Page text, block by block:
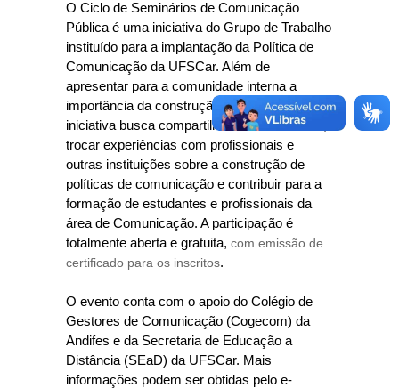
O Ciclo de Seminários de Comunicação
Pública é uma iniciativa do Grupo de Trabalho
instituído para a implantação da Política de
Comunicação da UFSCar. Além de
apresentar para a comunidade interna a
importância da construção dessa política, a
iniciativa busca compartilhar conhecimentos,
trocar experiências com profissionais e
outras instituições sobre a construção de
políticas de comunicação e contribuir para a
formação de estudantes e profissionais da
área de Comunicação. A participação é
totalmente aberta e gratuita, com emissão de
certificado para os inscritos.
O evento conta com o apoio do Colégio de
Gestores de Comunicação (Cogecom) da
Andifes e da Secretaria de Educação a
Distância (SEaD) da UFSCar. Mais
informações podem ser obtidas pelo e-